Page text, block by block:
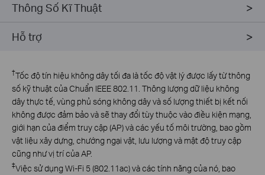
Thông Số Kĩ Thuật
Hỗ trợ
†Tốc độ tín hiệu không dây tối đa là tốc độ vật lý được lấy từ thông
số kỹ thuật của Chuẩn IEEE 802.11. Thông lượng dữ liệu không
dây thực tế, vùng phủ sóng không dây và số lượng thiết bị kết nối
không được đảm bảo và sẽ thay đổi tùy thuộc vào điều kiện mạng,
giới hạn của điểm truy cập (AP) và các yếu tố môi trường, bao gồm
vật liệu xây dựng, chướng ngại vật, lưu lượng và mật độ truy cập
cũng như vị trí của AP.
‡Việc sử dụng Wi-Fi 5 (802.11ac) và các tính năng của nó, bao